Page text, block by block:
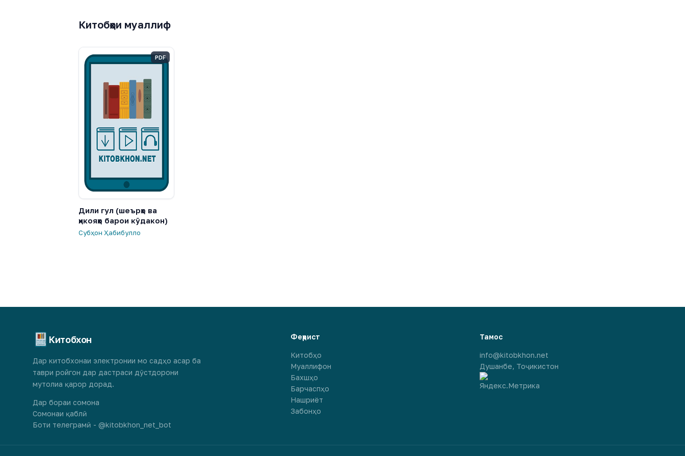
Китобҳои муаллиф
PDF
Дили гул (шеърҳо ва
ҳикояҳо барои кӯдакон)
Субҳон Ҳабибулло
Китобхон
Дар китобхонаи электронии мо садҳо асар ба
таври ройгон дар дастраси дӯстдорони
мутолиа қарор дорад.
Дар бораи сомона
Сомонаи қаблӣ
Боти телеграмӣ - @kitobkhon_net_bot
Феҳрист
Китобҳо
Муаллифон
Бахшҳо
Барчаспҳо
Нашриёт
Забонҳо
Тамос
info@kitobkhon.net
Душанбе, Тоҷикистон